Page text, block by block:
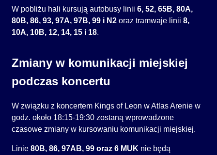
W pobliżu hali kursują autobusy linii 6, 52, 65B, 80A,
80B, 86, 93, 97A, 97B, 99 i N2 oraz tramwaje linii 8,
10A, 10B, 12, 14, 15 i 18.
Zmiany w komunikacji miejskiej
podczas koncertu
W związku z koncertem Kings of Leon w Atlas Arenie w
godz. około 18:15-19:30 zostaną wprowadzone
czasowe zmiany w kursowaniu komunikacji miejskiej.
Linie 80B, 86, 97AB, 99 oraz 6 MUK nie będą